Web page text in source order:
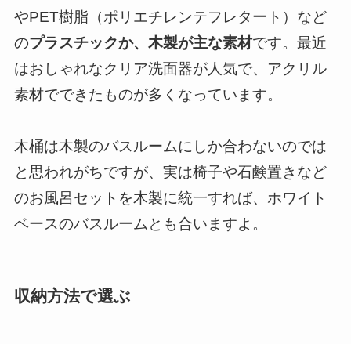
やPET樹脂（ポリエチレンテフレタート）など
のプラスチックか、木製が主な素材です。最近
はおしゃれなクリア洗面器が人気で、アクリル
素材でできたものが多くなっています。
木桶は木製のバスルームにしか合わないのでは
と思われがちですが、実は椅子や石鹸置きなど
のお風呂セットを木製に統一すれば、ホワイト
ベースのバスルームとも合いますよ。
収納方法で選ぶ